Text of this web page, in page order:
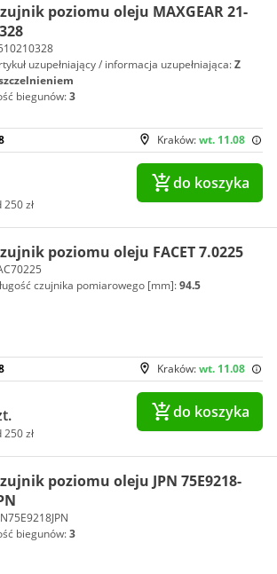
poziomu oleju MAXGEAR 21-
uzupełniający / informacja uzupełniająca:Z
biegunów:3
Kraków:wt. 11.08
zł
do koszyka
poziomu oleju FACET 7.0225
czujnika pomiarowego [mm]:94.5
Kraków:wt. 11.08
zł
do koszyka
poziomu oleju JPN 75E9218-
biegunów:3